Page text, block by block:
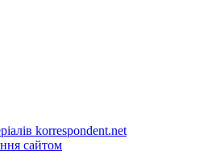
korrespondent.net
сайтом